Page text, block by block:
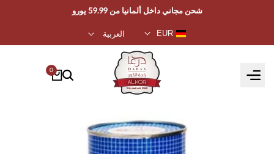
شحن مجاني داخل ألمانيا من 59.99 يورو
EUR العربية
0